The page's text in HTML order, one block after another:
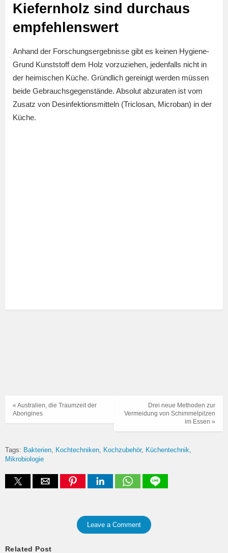
Kiefernholz sind durchaus
empfehlenswert
Anhand der Forschungsergebnisse gibt es keinen Hygiene-
Grund Kunststoff dem Holz vorzuziehen, jedenfalls nicht in
der heimischen Küche. Gründlich gereinigt werden müssen
beide Gebrauchsgegenstände. Absolut abzuraten ist vom
Zusatz von Desinfektionsmitteln (Triclosan, Microban) in der
Küche.
Drei neue Methoden zur
Vermeidung von Schimmelpilzen
im Essen »
« Australien, die Traumzeit der
Aborigines
Tags: Bakterien Kochtechniken Kochzubehör
Küchentechnik
Mikrobiologie
Leave a Comment
Related Post